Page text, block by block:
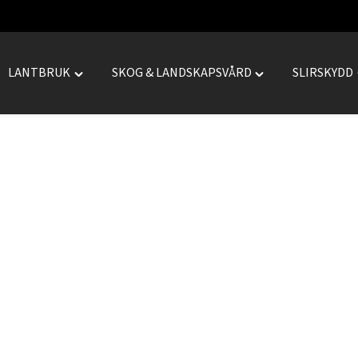
LANTBRUK
Toggle
SKOG & LANDSKAPSVÅRD
Toggle
SLIRSKYDD